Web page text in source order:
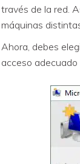
través de la red.
máquinas
Ahora, debes
acceso